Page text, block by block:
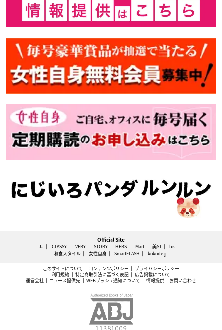
Official Site
JJ CLASSY. VERY STORY HERS Mart 美ST
bis
和食スタイル
女性自身 SmartFLASH kokode.jp
このサイトについて コンテンツポリシー
プライバシーポリシー
利用規約
特定商取引法に基づく表記
広告掲載について
運営会社
ニュース提供先 WEBプッシュ通知について 情報提供 お問い合わせ